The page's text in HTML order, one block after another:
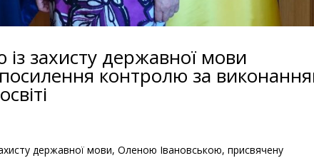
захисту державної мови
контролю за
державної мови, Оленою Івановською, присвячену